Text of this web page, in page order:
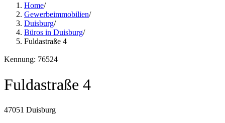
Home/
Gewerbeimmobilien/
Duisburg/
Büros in Duisburg/
Fuldastraße 4
Kennung: 76524
Fuldastraße 4
47051 Duisburg